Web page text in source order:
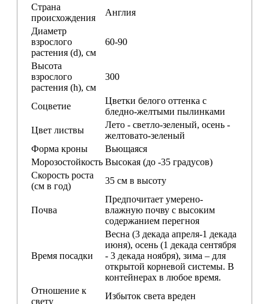
Страна
происхождения
Англия
Диаметр
взрослого
растения (d), см
60-90
Высота
взрослого
растения (h), см
300
Соцветие
Цветки белого оттенка с
бледно-желтыми пылинками
Цвет листвы
Лето - светло-зеленый, осень -
желтовато-зеленый
Форма кроны
Вьющаяся
Морозостойкость Высокая (до -35 градусов)
Скорость роста
(см в год)
35 см в высоту
Почва
Предпочитает умерено-
влажную почву с высоким
содержанием перегноя
Время посадки
Весна (3 декада апреля-1 декада
июня), осень (1 декада сентября
- 3 декада ноября), зима – для
открытой корневой системы. В
контейнерах в любое время.
Отношение к
свету
Избыток света вреден